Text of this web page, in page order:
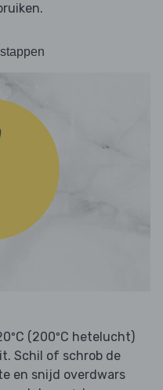
(200ºC hetelucht)
Schil of schrob de
en snijd overdwars